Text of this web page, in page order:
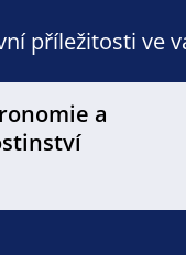
příležitosti ve
a